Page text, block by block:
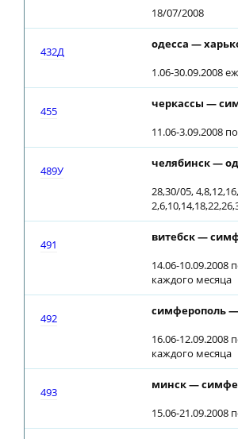
18/07/2008
432Д
одесса —
1.06-30.09.2008
455
черкассы —
11.06-3.09.2008
489У
челябинск —
28,30/05,
491
витебск —
14.06-10.09.2008
каждого месяца
492
симферополь
16.06-12.09.2008
каждого месяца
493
минск —
15.06-21.09.2008